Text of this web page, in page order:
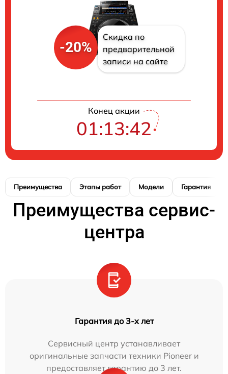
-20%
Скидка по
предварительной
записи на сайте
Конец акции
01:13:41
Преимущества Этапы работ Модели Гарантия
Преимущества сервис-
центра
Гарантия до 3-х лет
Сервисный центр устанавливает
оригинальные запчасти техники Pioneer и
предоставляет гарантию до 3 лет.